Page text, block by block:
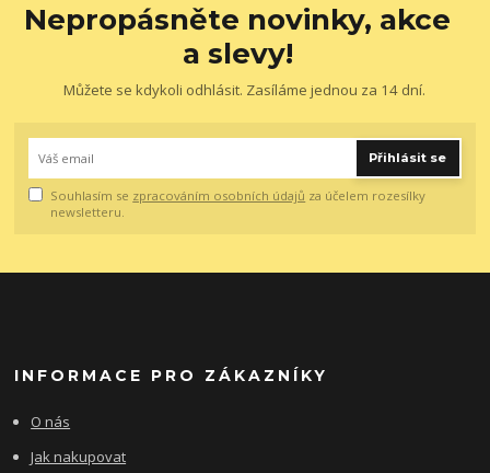
Nepropásněte novinky, akce
a slevy!
Můžete se kdykoli odhlásit. Zasíláme jednou za 14 dní.
Přihlásit se
Souhlasím se zpracováním osobních údajů za účelem rozesílky
newsletteru.
INFORMACE PRO ZÁKAZNÍKY
O nás
Jak nakupovat